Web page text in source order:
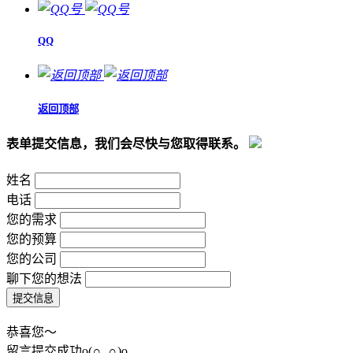
QQ
返回顶部
表单提交信息，我们会尽快与您取得联系。
姓名
电话
您的需求
您的预算
您的公司
聊下您的想法
恭喜您～